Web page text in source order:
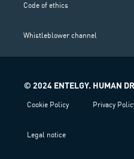
Code of ethics
Whistleblower channel
© 2024 ENTELGY. HUMAN
Cookie Policy Privacy
Legal notice